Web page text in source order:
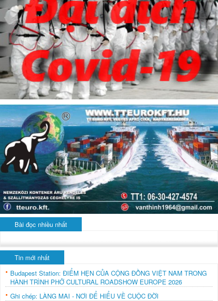
Bài đọc nhiều nhất
Tin mới nhất
Budapest Station: ĐIỂM HẸN CỦA CỘNG ĐỒNG VIỆT NAM TRONG
HÀNH TRÌNH PHỞ CULTURAL ROADSHOW EUROPE 2026
Ghi chép: LÀNG MAI - NƠI ĐỂ HIỂU VỀ CUỘC ĐỜI